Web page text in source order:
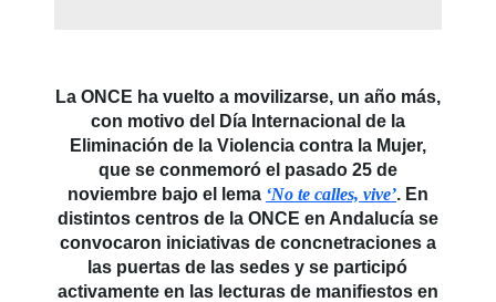
La ONCE ha vuelto a movilizarse, un año más,
con motivo del Día Internacional de la
Eliminación de la Violencia contra la Mujer,
que se conmemoró el pasado 25 de
noviembre bajo el lema ‘No te calles, vive’. En
distintos centros de la ONCE en Andalucía se
convocaron iniciativas de concnetraciones a
las puertas de las sedes y se participó
activamente en las lecturas de manifiestos en